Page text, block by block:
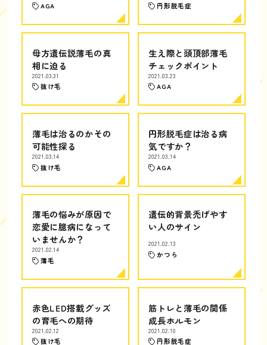
AGA 円形脱毛症
母方遺伝説薄毛の真
相に迫る
2021.03.31
抜け毛
生え際と頭頂部薄毛
チェックポイント
2021.03.23
AGA
薄毛は治るのかその
可能性探る
2021.03.14
抜け毛
円形脱毛症は治る病
気ですか？
2021.03.14
AGA
薄毛の悩みが原因で
恋愛に臆病になって
いませんか？
2021.02.14
薄毛
遺伝的背景禿げやす
い人のサイン
2021.02.13
かつら
赤色LED搭載グッズ
の育毛への期待
2021.02.12
抜け毛
筋トレと薄毛の関係
成長ホルモン
2021.02.10
円形脱毛症